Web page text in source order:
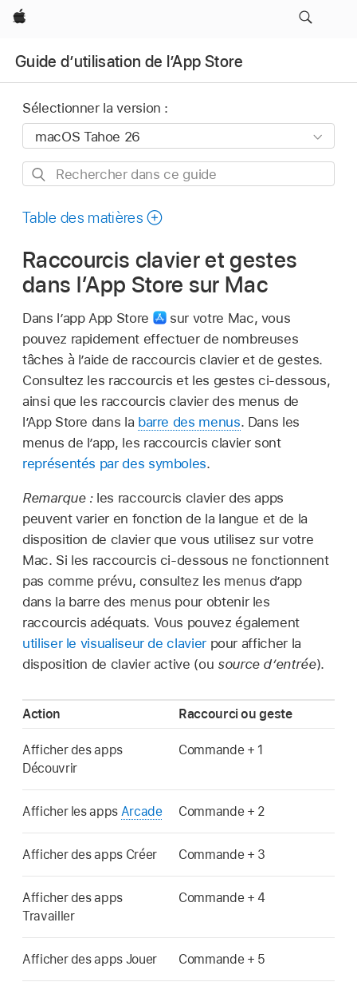
Apple
Guide d’utilisation de l’App Store
Sélectionner la version :
Rechercher
ce
Table des matières
Raccourcis clavier et gestes
dans l’App Store sur Mac
Dans l’app App Store
sur votre Mac, vous
pouvez rapidement effectuer de nombreuses
tâches à l’aide de raccourcis clavier et de gestes.
Consultez les raccourcis et les gestes ci-dessous,
ainsi que les raccourcis clavier des menus de
l’App Store dans la barre des menus. Dans les
menus de l’app, les raccourcis clavier sont
représentés par des symboles.
Remarque : les raccourcis clavier des apps
peuvent varier en fonction de la langue et de la
disposition de clavier que vous utilisez sur votre
Mac. Si les raccourcis ci-dessous ne fonctionnent
pas comme prévu, consultez les menus d’app
dans la barre des menus pour obtenir les
raccourcis adéquats. Vous pouvez également
utiliser le visualiseur de clavierpour afficher la
disposition de clavier active (ou source d’entrée).
Action Raccourci ou geste
Afficher des apps
Découvrir
Commande + 1
Afficher les apps Arcade Commande + 2
Afficher des apps Créer Commande + 3
Afficher des apps
Travailler
Commande + 4
Afficher des apps Jouer Commande + 5